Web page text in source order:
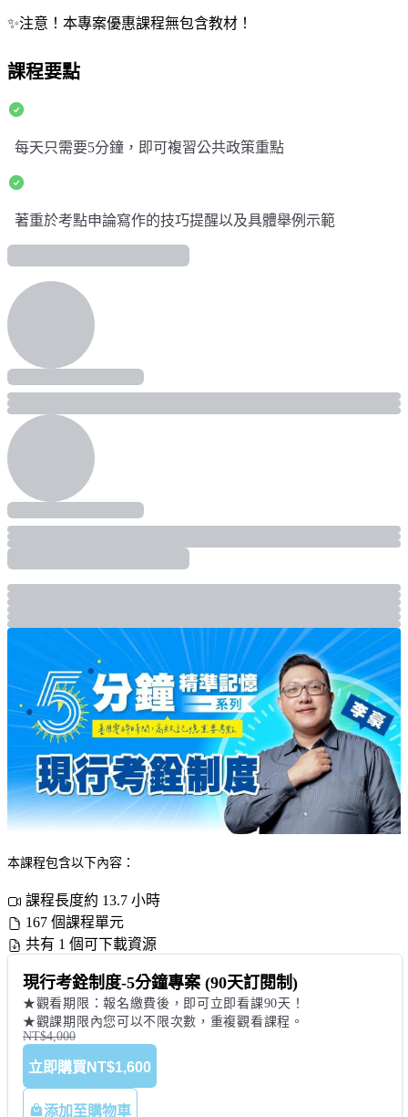
✨注意！本專案優惠課程無包含教材！
課程要點
每天只需要5分鐘，即可複習公共政策重點
著重於考點申論寫作的技巧提醒以及具體舉例示範
本課程包含以下內容：
課程長度約 13.7 小時
167 個課程單元
共有 1 個可下載資源
現行考銓制度-5分鐘專案 (90天訂閱制)
★觀看期限：報名繳費後，即可立即看課90天！
NT$4,000
立即購買 NT$1,600
添加至購物車